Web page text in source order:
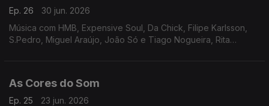
Ep. 26
30 jun. 2026
Música com HMB, Expensive Soul, Da Chick, Filipe Karlsson,
S.Pedro, Miguel Araújo, João Só e Tiago Nogueira, Rita
As Cores do Som
Ep. 25
23 jun. 2026